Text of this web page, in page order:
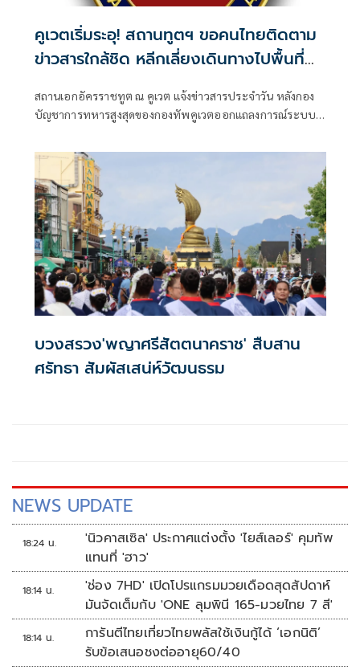
คูเวตเริ่มระอุ! สถานทูตฯ ขอคนไทยติดตาม
ข่าวสารใกล้ชิด หลีกเลี่ยงเดินทางไปพื้นที่
สถานเอกอัครราชทูต ณ คูเวต แจ้งข่าวสารประจำวัน หลังกอง
บัญชาการทหารสูงสุดของกองทัพคูเวตออกแถลงการณ์ระบบ
บวงสรวง'พญาศรีสัตตนาคราช' สืบสาน
ศรัทธา สัมผัสเสน่ห์วัฒนธรม
NEWS UPDATE
18:24 น.
'นิวคาสเซิล' ประกาศแต่งตั้ง 'ไยส์เลอร์' คุมทัพ
แทนที่ 'ฮาว'
18:14 น.
'ช่อง 7HD' เปิดโปรแกรมมวยเดือดสุดสัปดาห์
มันจัดเต็มกับ 'ONE ลุมพินี 165-มวยไทย 7 สี'
18:14 น.
การันตีไทยเที่ยวไทยพลัสใช้เงินกู้ได้ ‘เอกนิติ’
รับข้อเสนอชงต่ออายุ60/40